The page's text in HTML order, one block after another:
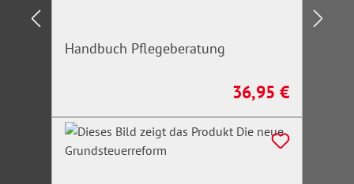
Handbuch Pflegeberatung
Regulärer Preis:
36,95 €